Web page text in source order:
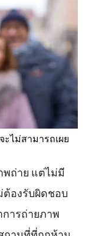
ไม่สามารถเผย
ถ่าย แต่ไม่มี
องรับผิดชอบ
ารถ่ายภาพ